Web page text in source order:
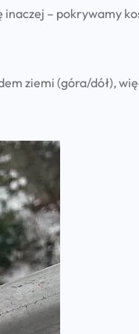
– pokrywamy
ziemi (góra/dół),